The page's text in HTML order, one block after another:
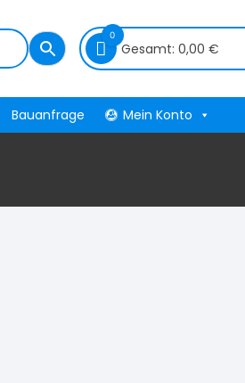
0
Gesamt: 0,00 €
Bauanfrage Mein Konto